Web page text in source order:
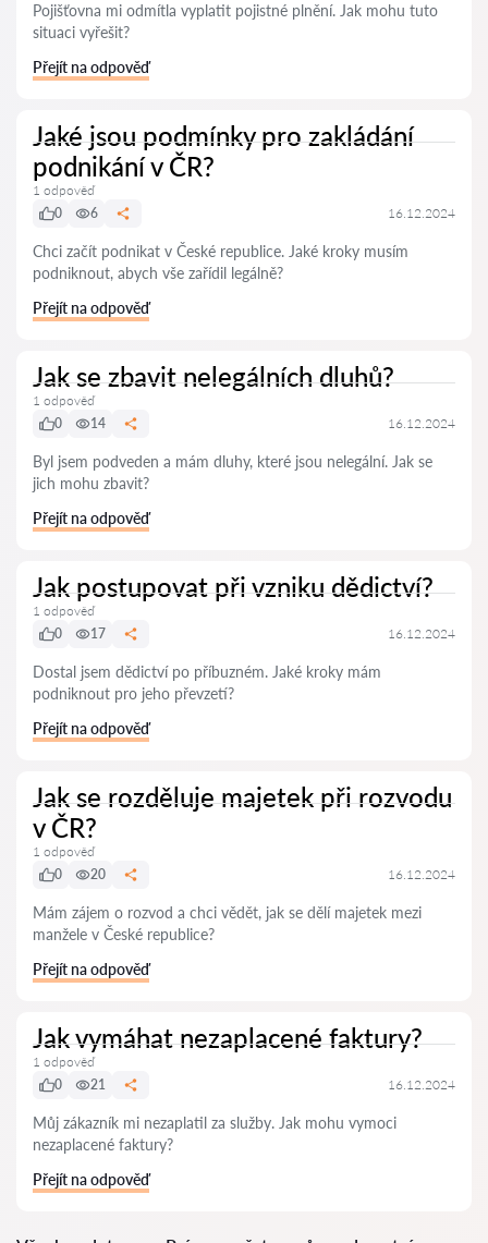
Pojišťovna mi odmítla vyplatit pojistné plnění. Jak mohu tuto
situaci vyřešit?
Přejít na odpověď
Jaké jsou podmínky pro zakládání
podnikání v ČR?
1 odpověď
0
6 16.12.2024
Chci začít podnikat v České republice. Jaké kroky musím
podniknout, abych vše zařídil legálně?
Přejít na odpověď
Jak se zbavit nelegálních dluhů?
1 odpověď
0
14 16.12.2024
Byl jsem podveden a mám dluhy, které jsou nelegální. Jak se
jich mohu zbavit?
Přejít na odpověď
Jak postupovat při vzniku dědictví?
1 odpověď
0
17 16.12.2024
Dostal jsem dědictví po příbuzném. Jaké kroky mám
podniknout pro jeho převzetí?
Přejít na odpověď
Jak se rozděluje majetek při rozvodu
v ČR?
1 odpověď
0
20 16.12.2024
Mám zájem o rozvod a chci vědět, jak se dělí majetek mezi
manžele v České republice?
Přejít na odpověď
Jak vymáhat nezaplacené faktury?
1 odpověď
0
21 16.12.2024
Můj zákazník mi nezaplatil za služby. Jak mohu vymoci
nezaplacené faktury?
Přejít na odpověď